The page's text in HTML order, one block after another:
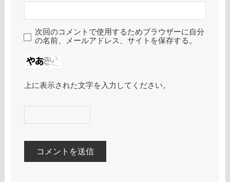
次回のコメントで使用するためブラウザーに自分
の名前、メールアドレス、サイトを保存する。
上に表示された文字を入力してください。